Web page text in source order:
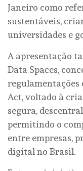
Janeiro como
sustentáveis,
universidades e
A apresentação
Data Spaces,
regulamentações
Act, voltado à
segura,
permitindo o
entre empresas,
digital no Brasil.